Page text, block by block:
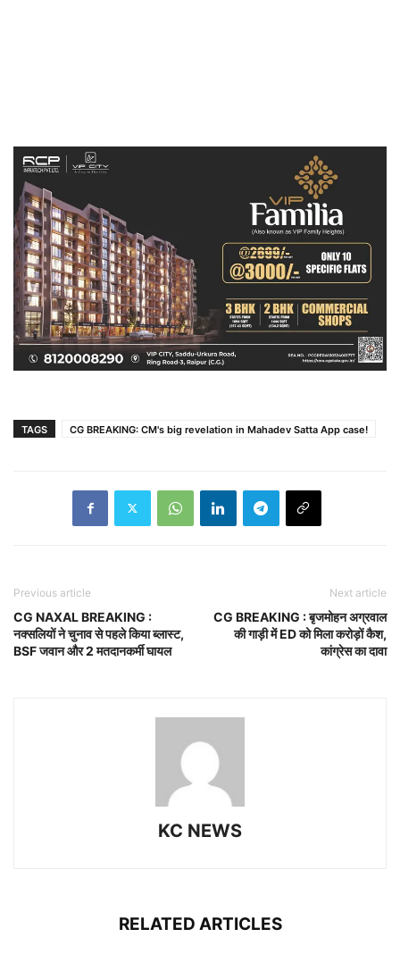
TAGS CG BREAKING: CM's big revelation in Mahadev Satta App case!
Previous article
CG NAXAL BREAKING :
नक्सलियों ने चुनाव से पहले किया ब्लास्ट,
BSF जवान और 2 मतदानकर्मी घायल
Next article
CG BREAKING : बृजमोहन अग्रवाल
की गाड़ी में ED को मिला करोड़ों कैश,
कांग्रेस का दावा
KC NEWS
RELATED ARTICLES